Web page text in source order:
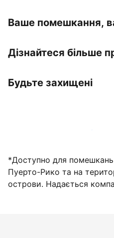
Ваше помешкання,
Дізнайтеся більше
Будьте захищені
Зареєструвати
*Доступно для
Пуерто-Рико та на
острови. Надається